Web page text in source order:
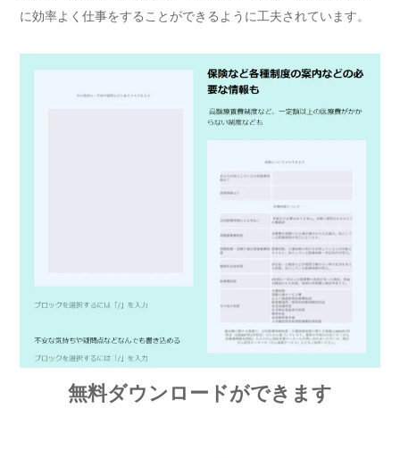
に効率よく仕事をすることができるように工夫されています。
無料ダウンロードができます